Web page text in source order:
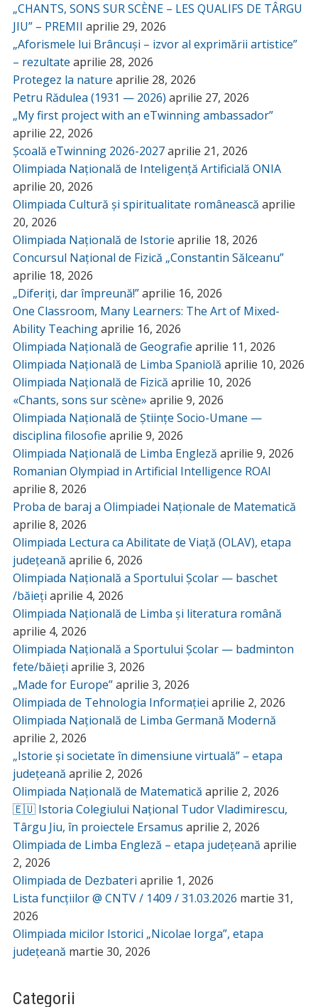
„CHANTS, SONS SUR SCÈNE – LES QUALIFS DE TÂRGU
JIU” – PREMII aprilie 29, 2026
„Aforismele lui Brâncuși – izvor al exprimării artistice”
– rezultate aprilie 28, 2026
Protegez la nature aprilie 28, 2026
Petru Rădulea (1931 — 2026) aprilie 27, 2026
„My first project with an eTwinning ambassador”
aprilie 22, 2026
Școală eTwinning 2026-2027aprilie 21, 2026
Olimpiada Națională de Inteligență Artificială ONIA
aprilie 20, 2026
Olimpiada Cultură și spiritualitate românească aprilie
20, 2026
Olimpiada Națională de Istorie aprilie 18, 2026
Concursul Național de Fizică „Constantin Sălceanu”
aprilie 18, 2026
„Diferiți, dar împreună!”aprilie 16, 2026
One Classroom, Many Learners: The Art of Mixed-
Ability Teachingaprilie 16, 2026
Olimpiada Națională de Geografie aprilie 11, 2026
Olimpiada Națională de Limba Spaniolă aprilie 10, 2026
Olimpiada Națională de Fizică aprilie 10, 2026
«Chants, sons sur scène» aprilie 9, 2026
Olimpiada Națională de Științe Socio-Umane —
disciplina filosofie aprilie 9, 2026
Olimpiada Națională de Limba Engleză aprilie 9, 2026
Romanian Olympiad in Artificial Intelligence ROAI
aprilie 8, 2026
Proba de baraj a Olimpiadei Naționale de Matematică
aprilie 8, 2026
Olimpiada Lectura ca Abilitate de Viață (OLAV), etapa
județeană aprilie 6, 2026
Olimpiada Națională a Sportului Școlar — baschet
/băieți aprilie 4, 2026
Olimpiada Națională de Limba și literatura română
aprilie 4, 2026
Olimpiada Națională a Sportului Școlar — badminton
fete/băieți aprilie 3, 2026
„Made for Europe”aprilie 3, 2026
Olimpiada de Tehnologia Informației aprilie 2, 2026
Olimpiada Națională de Limba Germană Modernă
aprilie 2, 2026
„Istorie și societate în dimensiune virtuală” – etapa
județeană aprilie 2, 2026
Olimpiada Națională de Matematică aprilie 2, 2026
🇪🇺 Istoria Colegiului Național Tudor Vladimirescu,
Târgu Jiu, în proiectele Ersamus aprilie 2, 2026
Olimpiada de Limba Engleză – etapa județeană aprilie
2, 2026
Olimpiada de Dezbateri aprilie 1, 2026
Lista funcțiilor @ CNTV / 1409 / 31.03.2026 martie 31,
2026
Olimpiada micilor Istorici „Nicolae Iorga”, etapa
județeană martie 30, 2026
Categorii